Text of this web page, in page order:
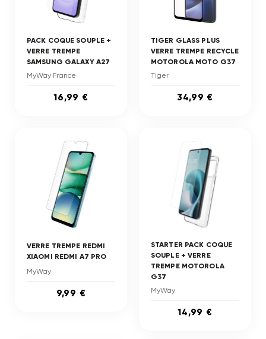
PACK COQUE SOUPLE +
VERRE TREMPE
SAMSUNG GALAXY A27
MyWay France
16,99 €
TIGER GLASS PLUS
VERRE TREMPE RECYCLE
MOTOROLA MOTO G37
Tiger
34,99 €
VERRE TREMPE REDMI
XIAOMI REDMI A7 PRO
MyWay
9,99 €
STARTER PACK COQUE
SOUPLE + VERRE
TREMPE MOTOROLA
G37
MyWay
14,99 €